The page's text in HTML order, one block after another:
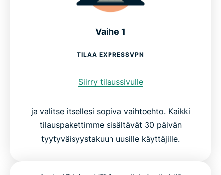
Vaihe 1
TILAA EXPRESSVPN
Siirry tilaussivulle
ja valitse itsellesi sopiva vaihtoehto. Kaikki
tilauspakettimme sisältävät 30 päivän
tyytyväisyystakuun uusille käyttäjille.